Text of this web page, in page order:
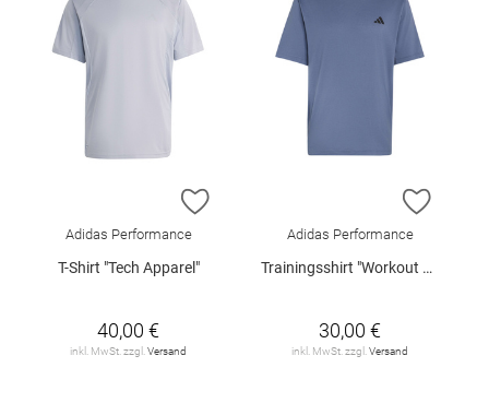
ZUR WUNSCHLISTE HINZUFÜGEN
Adidas Performance
T-Shirt "Tech Apparel"
40,00 €
inkl. MwSt. zzgl.Versand
ZUR
Adidas Performance
Trainingsshirt "Workout Feelready"
30,00 €
inkl. MwSt. zzgl.Versand